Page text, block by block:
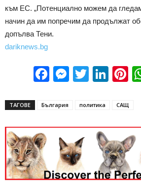
към ЕС. „Потенциално можем да
начин да им попречим да продължат
допълва Тени.
dariknews.bg
Facebook
Twitter
ТАГОВЕ България политика САЩ